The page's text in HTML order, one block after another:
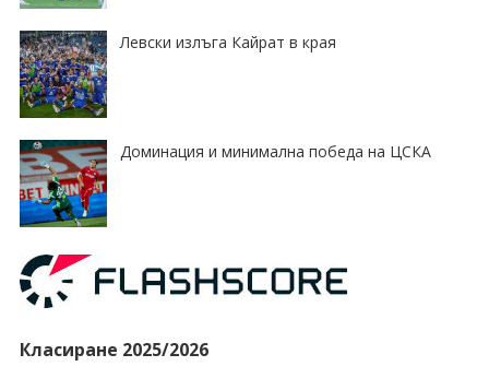
Левски излъга Кайрат в края
Доминация и минимална победа на ЦСКА
Класиране 2025/2026